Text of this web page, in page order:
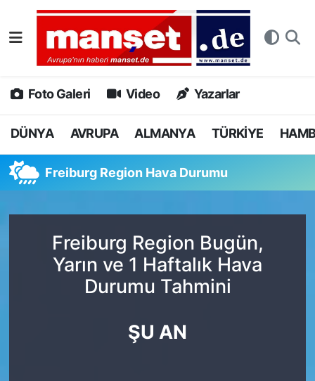
Foto Galeri Video Yazarlar
DÜNYA AVRUPA ALMANYA TÜRKİYE
Freiburg Region Hava Durumu
Freiburg Region Bugün,
Yarın ve 1 Haftalık Hava
Durumu Tahmini
ŞU AN
DÜNYA
AVRUPA
ALMANYA
SPOR
DEUTSCH
Nöbetçi Eczaneler
Hava Durumu
Namaz Vakitleri
Tüm Manşetler
Son Dakika Haberleri